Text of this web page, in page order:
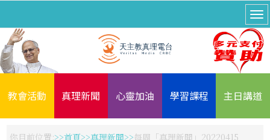
教會活動 真理新聞 心靈加油 學習課程 主日講道
你目前位置: 首頁 真理新聞 每周「真理新聞」20220415